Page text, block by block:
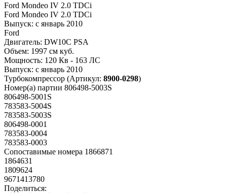
Ford Mondeo IV 2.0 TDCi
Ford Mondeo IV 2.0 TDCi
Выпуск: с январь 2010
Ford
Двигатель: DW10C PSA
Объем: 1997 см куб.
Мощность: 120 Кв - 163 ЛС
Выпуск: с январь 2010
Турбокомпрессор (Артикул: 8900-0298)
Номер(а) партии 806498-5003S
806498-5001S
783583-5004S
783583-5003S
806498-0001
783583-0004
783583-0003
Сопоставимые номера 1866871
1864631
1809624
9671413780
Поделиться: